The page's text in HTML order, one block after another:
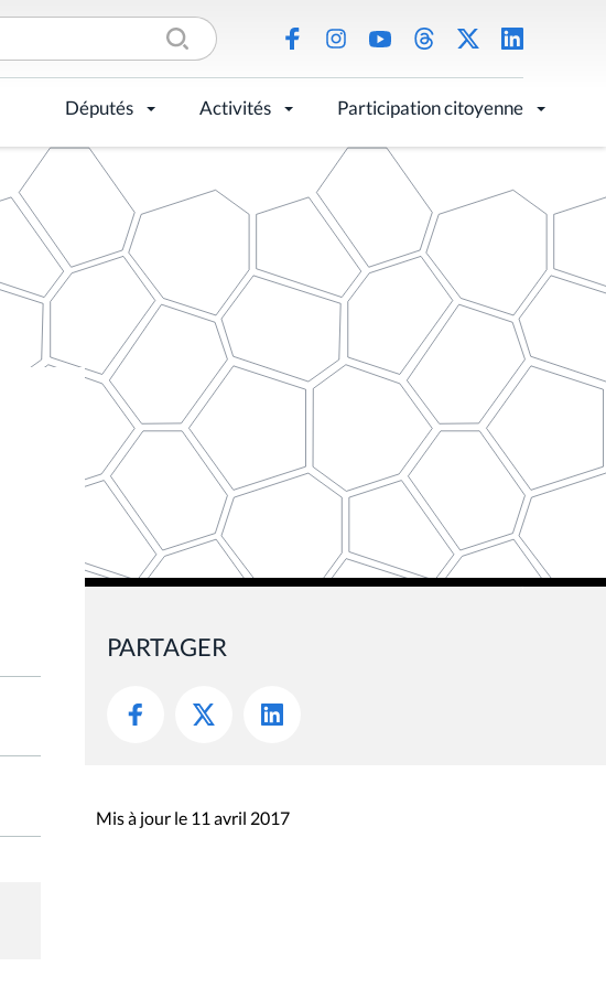
Députés Activités Participation citoyenne
PARTAGER
Mis à jour le 11 avril 2017